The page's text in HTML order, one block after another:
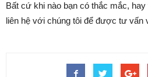
Bất cứ khi nào bạn có thắc mắc,
liên hệ với chúng tôi để được tư vấn